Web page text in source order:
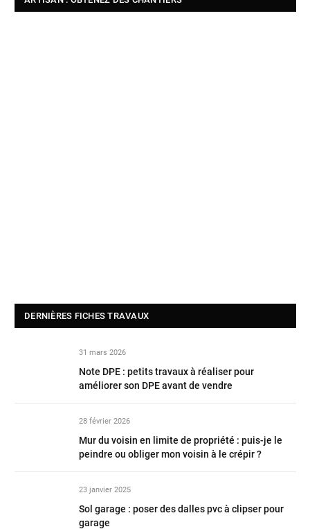
DERNIÈRES FICHES TRAVAUX
31 mars 2026
Note DPE : petits travaux à réaliser pour
améliorer son DPE avant de vendre
28 février 2026
Mur du voisin en limite de propriété : puis-je le
peindre ou obliger mon voisin à le crépir ?
23 janvier 2025
Sol garage : poser des dalles pvc à clipser pour
garage